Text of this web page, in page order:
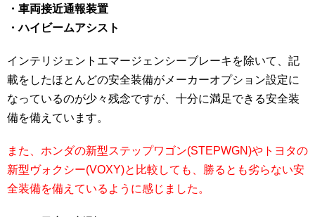
・車両接近通報装置
・ハイビームアシスト
インテリジェントエマージェンシーブレーキを除いて、記
載をしたほとんどの安全装備がメーカーオプション設定に
なっているのが少々残念ですが、十分に満足できる安全装
備を備えています。
また、ホンダの新型ステップワゴン(STEPWGN)やトヨタの
新型ヴォクシー(VOXY)と比較しても、勝るとも劣らない安
全装備を備えているように感じました。